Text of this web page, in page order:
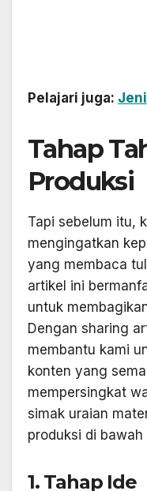
Pelajari juga:
Tahap
Produksi
Tapi sebelum itu,
mengingatkan
yang membaca
artikel ini
untuk
Dengan sharing
membantu kami
konten yang
mempersingkat
simak uraian
produksi di bawah
1. Tahap Ide